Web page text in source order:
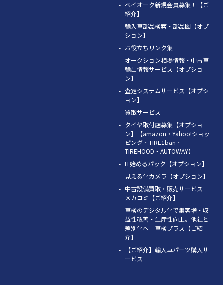
ベイオーク新規会員募集！【ご
紹介】
輸入車部品検索・部品図【オプ
ション】
お役立ちリンク集
オークション相場情報・中古車
輸出情報サービス【オプショ
ン】
査定システムサービス【オプシ
ョン】
買取サービス
タイヤ取付店募集【オプショ
ン】【amazon・Yahoo!ショッ
ピング・TIRE1ban・
TIREHOOD・AUTOWAY】
IT始めるパック【オプション】
見える化カメラ【オプション】
中古設備買取・販売サービス
メカコミ【ご紹介】
車検のデジタル化で集客増・収
益性改善・生産性向上。他社と
差別化へ 車検プラス【ご紹
介】
【ご紹介】輸入車パーツ購入サ
ービス